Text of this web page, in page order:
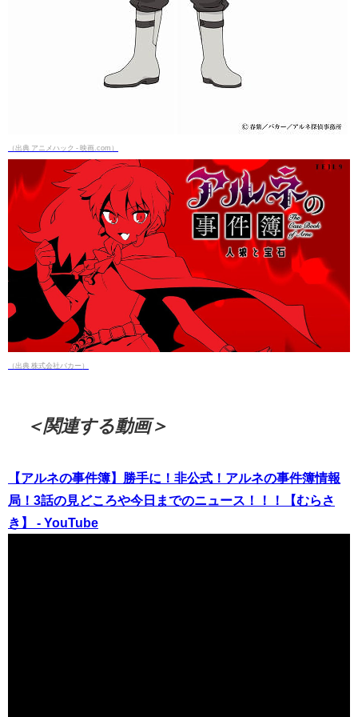
（出典 アニメハック - 映画.com）
（出典 株式会社バカー）
＜関連する動画＞
【アルネの事件簿】勝手に！非公式！アルネの事件簿情報
局！3話の見どころや今日までのニュース！！！【むらさ
き】 - YouTube